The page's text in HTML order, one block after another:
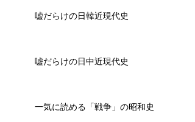
嘘だらけの日韓近現代史
嘘だらけの日中近現代史
一気に読める「戦争」の昭和史